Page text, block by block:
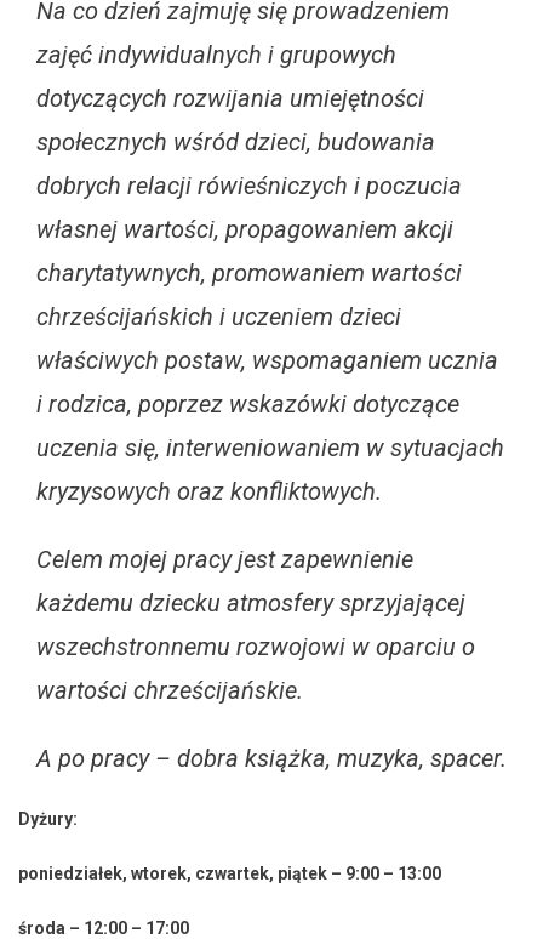
Na co dzień zajmuję się prowadzeniem
zajęć indywidualnych i grupowych
dotyczących rozwijania umiejętności
społecznych wśród dzieci, budowania
dobrych relacji rówieśniczych i poczucia
własnej wartości, propagowaniem akcji
charytatywnych, promowaniem wartości
chrześcijańskich i uczeniem dzieci
właściwych postaw, wspomaganiem ucznia
i rodzica, poprzez wskazówki dotyczące
uczenia się, interweniowaniem w sytuacjach
kryzysowych oraz konfliktowych.
Celem mojej pracy jest zapewnienie
każdemu dziecku atmosfery sprzyjającej
wszechstronnemu rozwojowi w oparciu o
wartości chrześcijańskie.
A po pracy – dobra książka, muzyka, spacer.
Dyżury:
poniedziałek, wtorek, czwartek, piątek – 9:00 – 13:00
środa – 12:00 – 17:00